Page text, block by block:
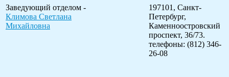
Заведующий отделом -
Климова Светлана
Михайловна
197101, Санкт-
Петербург,
Каменноостровский
проспект, 36/73.
телефоны: (812) 346-
26-08